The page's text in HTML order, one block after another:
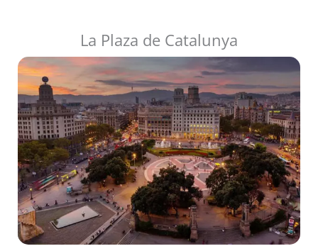
La Plaza de Catalunya